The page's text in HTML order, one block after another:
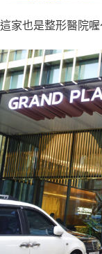
這家也是整形醫院